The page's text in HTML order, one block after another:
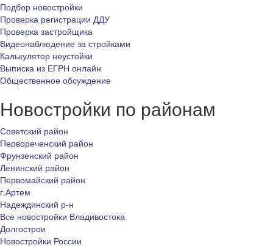
Подбор новостройки
Проверка регистрации ДДУ
Проверка застройщика
Видеонаблюдение за стройками
Калькулятор неустойки
Выписка из ЕГРН онлайн
Общественное обсуждение
Новостройки по районам
Советский район
Первореченский район
Фрунзенский район
Ленинский район
Первомайский район
г.Артем
Надеждинский р-н
Все новостройки Владивостока
Долгострои
Новостройки России